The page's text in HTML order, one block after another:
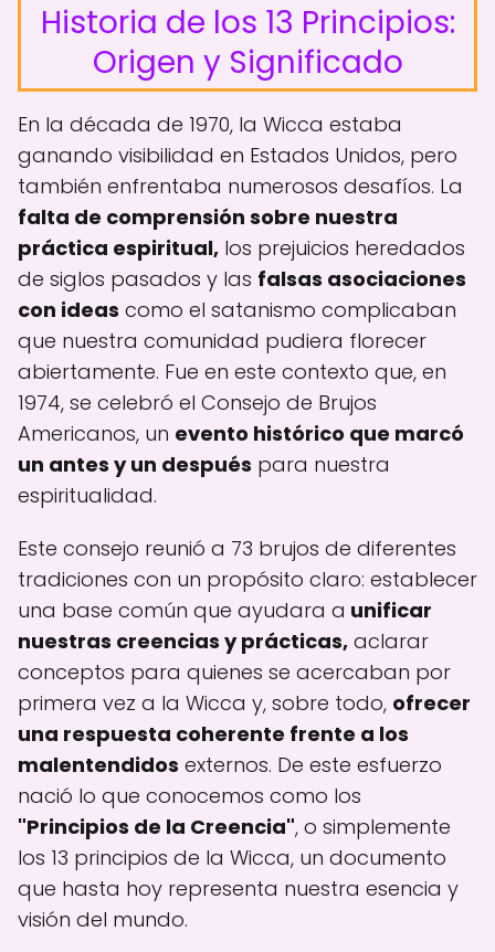
Historia de los 13 Principios:
Origen y Significado
En la década de 1970, la Wicca estaba
ganando visibilidad en Estados Unidos, pero
también enfrentaba numerosos desafíos. La
falta de comprensión sobre nuestra
práctica espiritual, los prejuicios heredados
de siglos pasados y las falsas asociaciones
con ideas como el satanismo complicaban
que nuestra comunidad pudiera florecer
abiertamente. Fue en este contexto que, en
1974, se celebró el Consejo de Brujos
Americanos, un evento histórico que marcó
un antes y un después para nuestra
espiritualidad.
Este consejo reunió a 73 brujos de diferentes
tradiciones con un propósito claro: establecer
una base común que ayudara a unificar
nuestras creencias y prácticas, aclarar
conceptos para quienes se acercaban por
primera vez a la Wicca y, sobre todo, ofrecer
una respuesta coherente frente a los
malentendidos externos. De este esfuerzo
nació lo que conocemos como los
"Principios de la Creencia", o simplemente
los 13 principios de la Wicca, un documento
que hasta hoy representa nuestra esencia y
visión del mundo.